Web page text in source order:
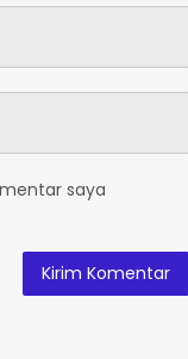
saya